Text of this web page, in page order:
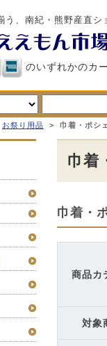
う、南紀・熊野産直シ
のいずれかのカ
お祭り用品 > 巾着・ポシ
巾着
巾着・
商品カ
対象